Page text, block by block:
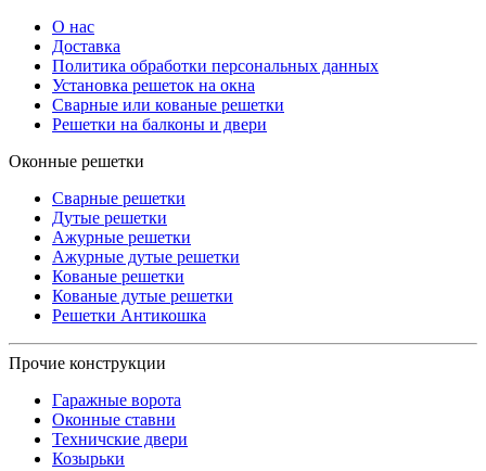
О нас
Доставка
Политика обработки персональных данных
Установка решеток на окна
Сварные или кованые решетки
Решетки на балконы и двери
Оконные решетки
Сварные решетки
Дутые решетки
Ажурные решетки
Ажурные дутые решетки
Кованые решетки
Кованые дутые решетки
Решетки Антикошка
Прочие конструкции
Гаражные ворота
Оконные ставни
Техничские двери
Козырьки